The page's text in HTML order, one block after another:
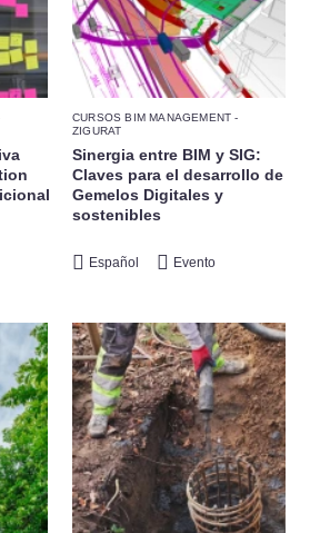
CURSOS BIM MANAGEMENT -
ZIGURAT
Sinergia entre BIM y SIG:
Claves para el desarrollo de
Gemelos Digitales y
sostenibles
Español Evento